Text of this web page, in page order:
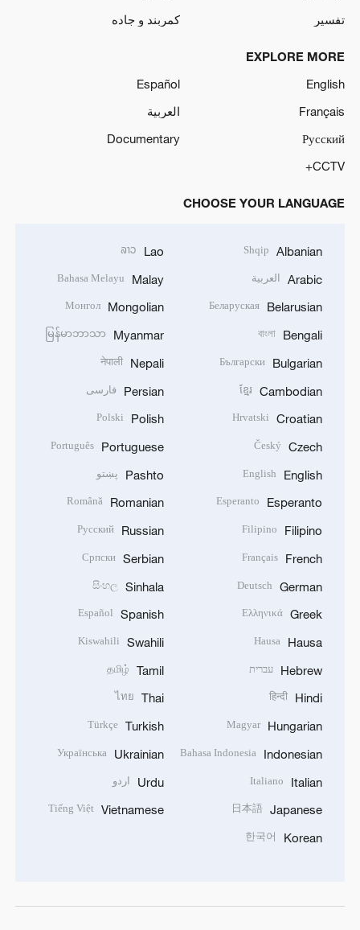
تفسیر
کمربند و جاده
EXPLORE MORE
English
Español
Français
العربية
Русский
Documentary
CCTV+
CHOOSE YOUR LANGUAGE
Albanian
Shqip
Arabic العربية
Belarusian
Беларуская
Bengali
বাংলা
Bulgarian
Български
Cambodian
ខ្មែរ
Croatian
Hrvatski
Czech
Český
English
English
Esperanto
Esperanto
Filipino
Filipino
French
Français
German
Deutsch
Greek
Ελληνικά
Hausa
Hausa
Hebrew עברית
Hindi
हिन्दी
Hungarian
Magyar
Indonesian
Bahasa Indonesia
Italian
Italiano
Japanese
日本語
Korean
한국어
Lao
ລາວ
Malay
Bahasa Melayu
Mongolian
Монгол
Myanmar
မြန်မာဘာသာ
Nepali
नेपाली
Persian فارسی
Polish
Polski
Portuguese
Português
Pashto پښتو
Romanian
Română
Russian
Русский
Serbian
Српски
Sinhala
සිංහල
Spanish
Español
Swahili
Kiswahili
Tamil
தமிழ்
Thai
ไทย
Turkish
Türkçe
Ukrainian
Українська
Urdu اردو
Vietnamese
Tiếng Việt